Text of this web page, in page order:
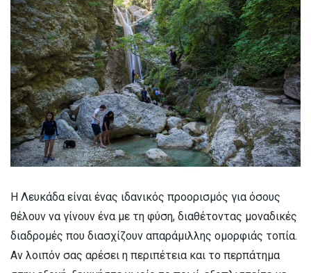
Η Λευκάδα είναι ένας ιδανικός προορισμός για όσους
θέλουν να γίνουν ένα με τη φύση, διαθέτοντας μοναδικές
διαδρομές που διασχίζουν απαράμιλλης ομορφιάς τοπία.
Αν λοιπόν σας αρέσει η περιπέτεια και το περπάτημα